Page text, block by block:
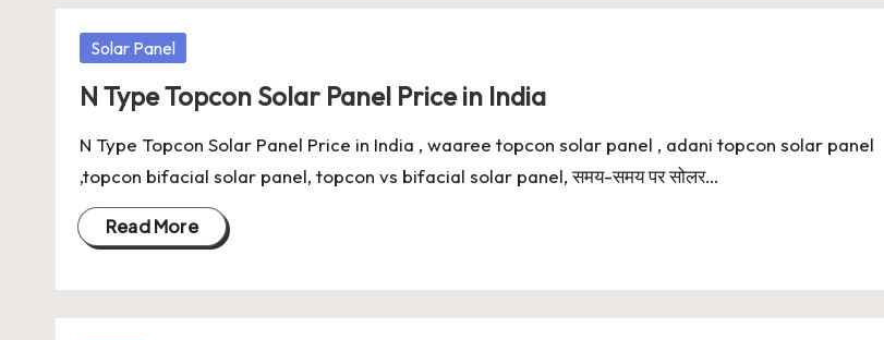
Posted
Solar Panel
N Type Topcon Solar Panel Price in India
N Type Topcon Solar Panel Price in India , waaree topcon solar panel , adani topcon solar panel
,topcon bifacial solar panel, topcon vs bifacial solar panel, समय-समय पर सोलर…
Read More